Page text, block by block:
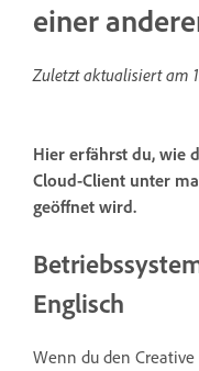
einer
Zuletzt aktualisiert am
Hier erfährst du, wie
Cloud-Client unter
geöffnet wird.
Englisch
Wenn du den